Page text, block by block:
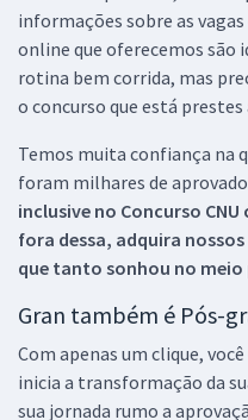
informações sobre as
online que oferecemos são
rotina bem corrida, mas
o concurso que está
Temos muita confiança na
foram milhares de
inclusive no Concurso CNU
fora dessa, adquira
que tanto sonhou no meio
Gran também é Pós-
Com apenas um clique,
inicia a transformação da
sua jornada rumo a